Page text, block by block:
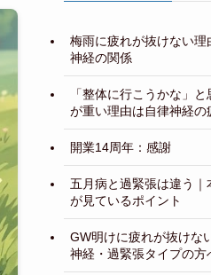
梅雨に疲れが抜けない
神経の関係
「整体に行こうかな」
が重い理由は自律神経の
開業14周年：感謝
五月病と過緊張は違う｜
が見ているポイント
GW明けに疲れが抜けな
神経・過緊張タイプの方